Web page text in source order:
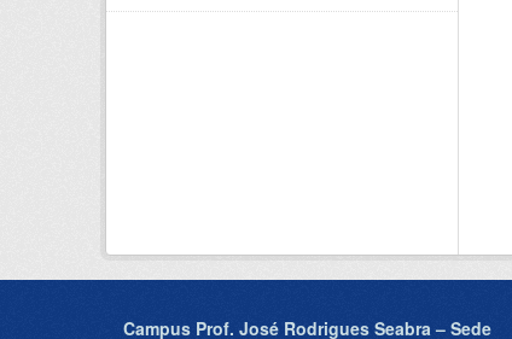
Campus Prof. José Rodrigues Seabra – Sede